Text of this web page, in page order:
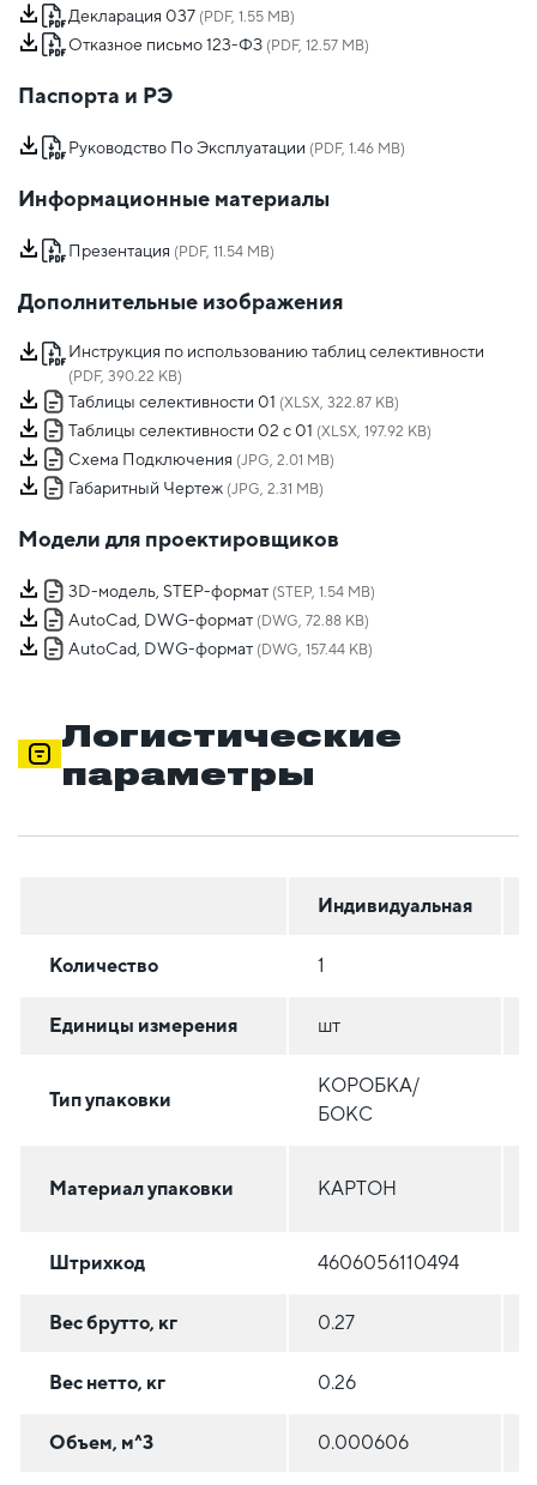
Декларация 037 (PDF, 1.55 MB)
Отказное письмо 123-ФЗ (PDF, 12.57 MB)
Паспорта и РЭ
Руководство По Эксплуатации (PDF, 1.46 MB)
Информационные материалы
Презентация (PDF, 11.54 MB)
Дополнительные изображения
Инструкция по использованию таблиц селективности
(PDF, 390.22 KB)
Таблицы селективности 01 (XLSX, 322.87 KB)
Таблицы селективности 02 с 01 (XLSX, 197.92 KB)
Схема Подключения (JPG, 2.01 MB)
Габаритный Чертеж (JPG, 2.31 MB)
Модели для проектировщиков
3D-модель, STEP-формат (STEP, 1.54 MB)
AutoCad, DWG-формат (DWG, 72.88 KB)
AutoCad, DWG-формат (DWG, 157.44 KB)
Логистические
параметры
Индивидуальная
Количество 1
Единицы измерения шт
Тип упаковки
КОРОБКА/
БОКС
Материал упаковки КАРТОН
Штрихкод 4606056110494
Вес брутто, кг 0.27
Вес нетто, кг 0.26
Объем, м^3 0.000606